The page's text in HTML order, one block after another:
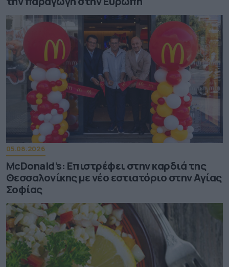
05.08.2026
McDonald’s: Επιστρέφει στην καρδιά της
Θεσσαλονίκης με νέο εστιατόριο στην Αγίας
Σοφίας